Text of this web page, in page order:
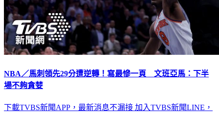
NBA／馬刺領先29分遭逆轉！寫最慘一頁 文班亞馬：下半
場不夠貪婪
下載TVBS新聞APP，最新消息不漏接 加入TVBS新聞LINE，